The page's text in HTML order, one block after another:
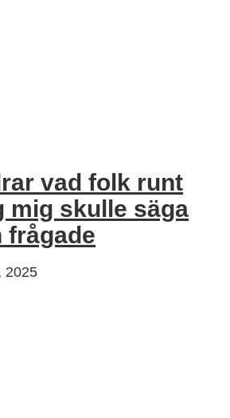
vad folk runt
mig skulle säga
frågade
2025